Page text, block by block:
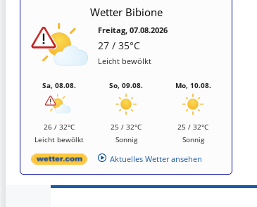
Wetter Bibione
Freitag, 07.08.2026
27 / 35°C
Leicht bewölkt
Sa, 08.08.
26 / 32°C
Leicht bewölkt
So, 09.08.
25 / 32°C
Sonnig
Mo, 10.08.
25 / 32°C
Sonnig
Aktuelles Wetter ansehen